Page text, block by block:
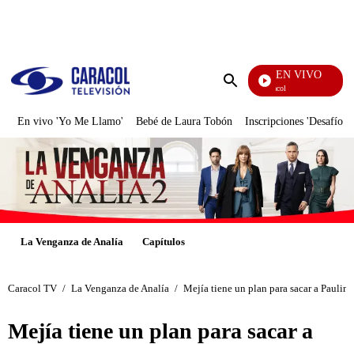
Enviar
EN VIVO
Noticias Caracol
En vivo 'Yo Me Llamo' Bebé de Laura Tobón Inscripciones 'Desafío'
La Venganza de Analía Capítulos
Caracol TV / La Venganza de Analía / Mejía tiene un plan para sacar a
Mejía tiene un plan para sacar a